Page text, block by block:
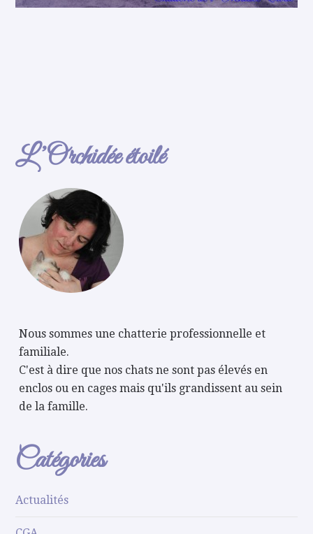
L’Orchidée étoilé
Nous sommes une chatterie professionnelle et
familiale.
C'est à dire que nos chats ne sont pas élevés en
enclos ou en cages mais qu'ils grandissent au sein
de la famille.
Catégories
Actualités